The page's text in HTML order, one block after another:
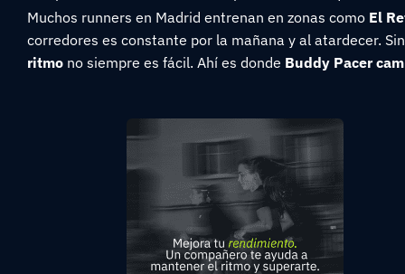
Muchos runners en Madrid entrenan en zonas como El
corredores es constante por la mañana y al atardecer.
ritmo no siempre es fácil. Ahí es donde Buddy Pacer